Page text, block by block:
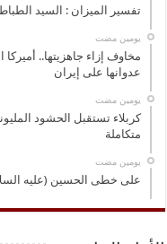
تفسير الميزان : السيد
‏يومين مضت
مخاوف إزاء جاهزيتها..
عدوانها على إيران
‏يومين مضت
كربلاء تستقبل الحشود
متكاملة
‏يومين مضت
على خطى الحسين (عليه